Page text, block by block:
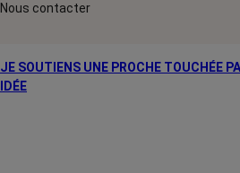
Nous contacter
JE SOUTIENS UNE PROCHE TOUCHÉE
IDÉE